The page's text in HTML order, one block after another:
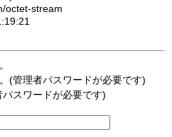
octet-stream
(管理者パスワードが必要です)
スワードが必要です)